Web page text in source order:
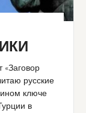
«Заговор
русские
ключе
в